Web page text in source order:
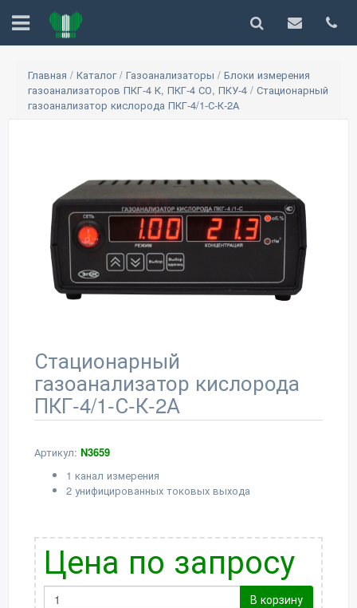
Главная / Каталог/ Газоанализаторы / Блоки измерения
газоанализаторов ПКГ-4 К, ПКГ-4 СО, ПКУ-4 / Стационарный
газоанализатор кислорода ПКГ-4/1-С-К-2А
Стационарный
газоанализатор кислорода
ПКГ-4/1-С-К-2А
Артикул: N3659
1 канал измерения
2 унифицированных токовых выхода
Цена по запросу
В корзину